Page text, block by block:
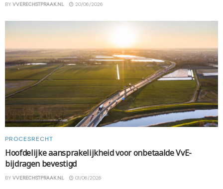
BY VVERECHSTPRAAK.NL 20/06/2026
PROCESRECHT
Hoofdelijke aansprakelijkheid voor onbetaalde VvE-
bijdragen bevestigd
BY VVERECHSTPRAAK.NL 01/06/2026